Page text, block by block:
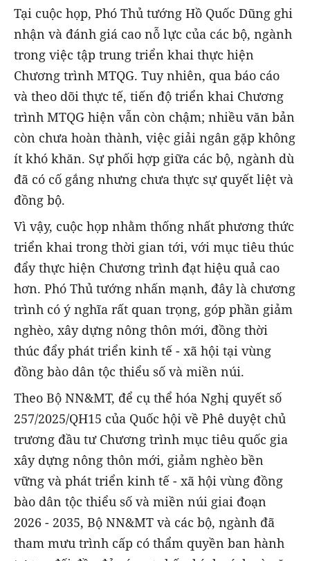
Tại cuộc họp, Phó Thủ tướng Hồ Quốc Dũng ghi
nhận và đánh giá cao nỗ lực của các bộ, ngành
trong việc tập trung triển khai thực hiện
Chương trình MTQG. Tuy nhiên, qua báo cáo
và theo dõi thực tế, tiến độ triển khai Chương
trình MTQG hiện vẫn còn chậm; nhiều văn bản
còn chưa hoàn thành, việc giải ngân gặp không
ít khó khăn. Sự phối hợp giữa các bộ, ngành dù
đã có cố gắng nhưng chưa thực sự quyết liệt và
đồng bộ.
Vì vậy, cuộc họp nhằm thống nhất phương thức
triển khai trong thời gian tới, với mục tiêu thúc
đẩy thực hiện Chương trình đạt hiệu quả cao
hơn. Phó Thủ tướng nhấn mạnh, đây là chương
trình có ý nghĩa rất quan trọng, góp phần giảm
nghèo, xây dựng nông thôn mới, đồng thời
thúc đẩy phát triển kinh tế - xã hội tại vùng
đồng bào dân tộc thiểu số và miền núi.
Theo Bộ NN&MT, để cụ thể hóa Nghị quyết số
257/2025/QH15 của Quốc hội về Phê duyệt chủ
trương đầu tư Chương trình mục tiêu quốc gia
xây dựng nông thôn mới, giảm nghèo bền
vững và phát triển kinh tế - xã hội vùng đồng
bào dân tộc thiểu số và miền núi giai đoạn
2026 - 2035, Bộ NN&MT và các bộ, ngành đã
tham mưu trình cấp có thẩm quyền ban hành